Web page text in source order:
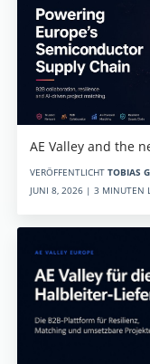
AE Valley and the
VERÖFFENTLICHT TOBIAS
JUNI 8, 2026 | 3 MINUTEN